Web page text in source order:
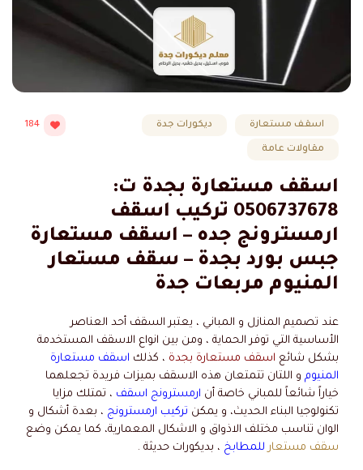
اسقف مستعارة ديكورات جدة
مقاولات عامة
184
اسقف مستعارة بجدة ت:
0506737678 تركيب اسقف
ارمسترونج جده – اسقف مستعارة
جبس بورد بجدة – سقف مستعار
المنيوم مربعات جدة
عند تصميم المنازل و المباني ، يعتبر السقف أحد العناصر
الأساسية التي توفر الحماية ، ومن بين انواع الاسقف المستخدمة
بشكل شائع اسقف مستعارة بجدة ، كذلك اسقف مستعارة
المنيوم و اللتان تتمتعان هذه الاسقف بميزات فريدة تجعلهما
خياراً شائعاً للمباني خاصة أن ارمسترونج اسقف ، تمتلك مزايا
تكنولوجيا البناء الحديث، و يمكن تركيب ارمسترونج ، بعدة أشكال و
الوان تناسب مختلف الاذواق و الاشكال المعمارية، كما يمكن وضع
سقف مستعار للمطابخ ، بديكورات حديثة .